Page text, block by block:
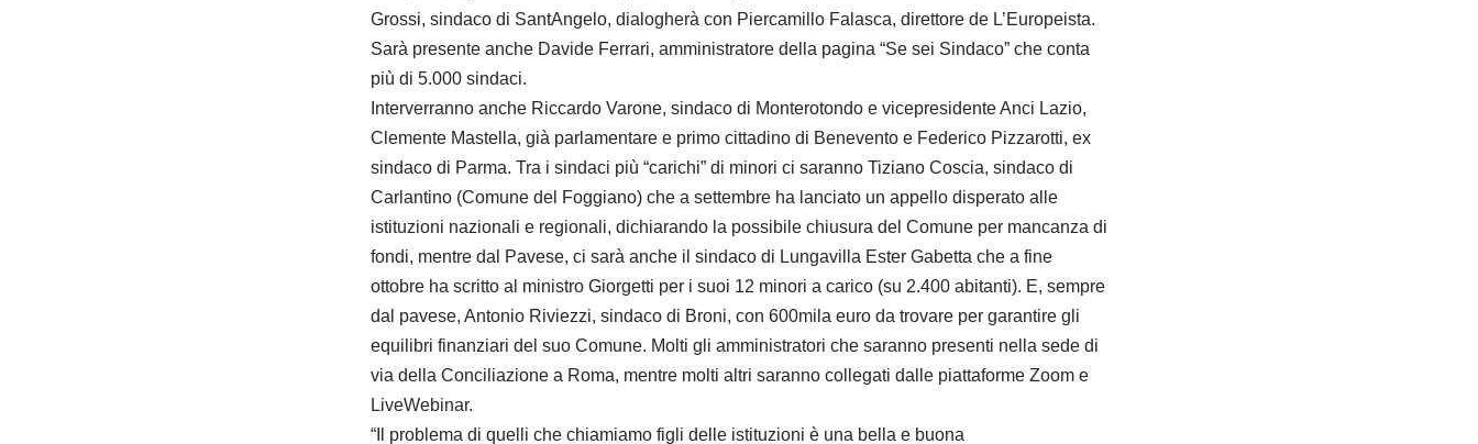
Grossi, sindaco di SantAngelo, dialogherà con Piercamillo Falasca, direttore de L’Europeista.
Sarà presente anche Davide Ferrari, amministratore della pagina “Se sei Sindaco” che conta
più di 5.000 sindaci.
Interverranno anche Riccardo Varone, sindaco di Monterotondo e vicepresidente Anci Lazio,
Clemente Mastella, già parlamentare e primo cittadino di Benevento e Federico Pizzarotti, ex
sindaco di Parma. Tra i sindaci più “carichi” di minori ci saranno Tiziano Coscia, sindaco di
Carlantino (Comune del Foggiano) che a settembre ha lanciato un appello disperato alle
istituzioni nazionali e regionali, dichiarando la possibile chiusura del Comune per mancanza di
fondi, mentre dal Pavese, ci sarà anche il sindaco di Lungavilla Ester Gabetta che a fine
ottobre ha scritto al ministro Giorgetti per i suoi 12 minori a carico (su 2.400 abitanti). E, sempre
dal pavese, Antonio Riviezzi, sindaco di Broni, con 600mila euro da trovare per garantire gli
equilibri finanziari del suo Comune. Molti gli amministratori che saranno presenti nella sede di
via della Conciliazione a Roma, mentre molti altri saranno collegati dalle piattaforme Zoom e
LiveWebinar.
“Il problema di quelli che chiamiamo figli delle istituzioni è una bella e buona